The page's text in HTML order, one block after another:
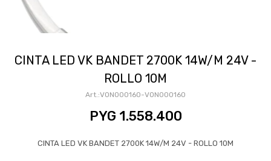
CINTA LED VK BANDET 2700K 14W/M 24V -
ROLLO 10M
VON000160-VON000160
PYG 1.558.400
CINTA LED VK BANDET 2700K 14W/M 24V - ROLLO 10M